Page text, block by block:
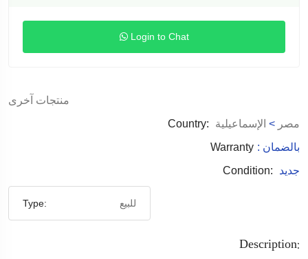
Login to Chat
منتجات آخرى
Country:
مصر > الإسماعيلية
Warranty
: بالضمان
Condition:
جديد
Type: للبيع
Description: